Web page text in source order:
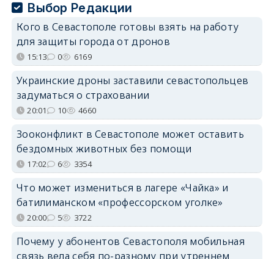
Выбор Редакции
Кого в Севастополе готовы взять на работу
для защиты города от дронов
15:13 0 6169
Украинские дроны заставили севастопольцев
задуматься о страховании
20:01 10 4660
Зооконфликт в Севастополе может оставить
бездомных животных без помощи
17:02 6 3354
Что может измениться в лагере «Чайка» и
батилиманском «профессорском уголке»
20:00 5 3722
Почему у абонентов Севастополя мобильная
связь вела себя по-разному при утреннем